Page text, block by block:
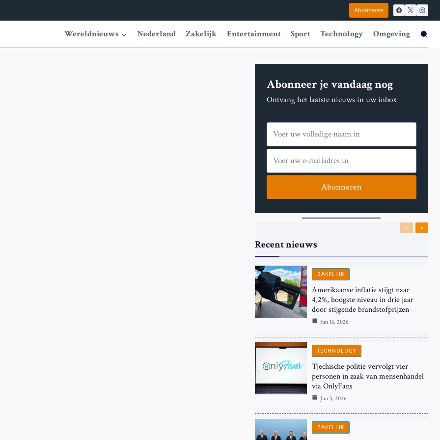
Abonneren
Wereldnieuws Nederland Zakelijk Entertainment Sport Technology Omgeving
Abonneer je vandaag nog
Ontvang het laatste nieuws in uw inbox
Abonneren
Recent nieuws
Previous
Next
ZAKELIJK
Amerikaanse inflatie stijgt naar
4,2%, hoogste niveau in drie jaar
door stijgende brandstofprijzen
Jun 13, 2026
TECHNOLOGY
Tjechische politie vervolgt vier
personen in zaak van mensenhandel
via OnlyFans
Jun 3, 2026
ZAKELIJK